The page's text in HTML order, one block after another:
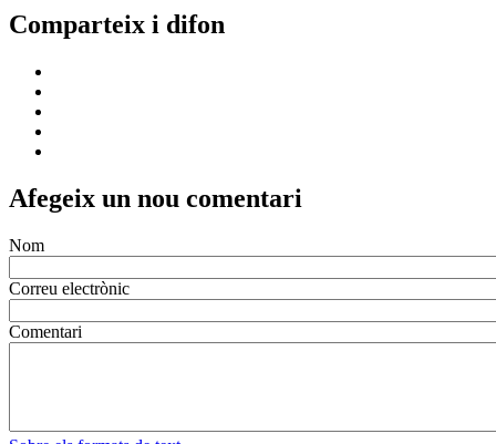
Comparteix i difon
Afegeix un nou comentari
Nom
Correu electrònic
Comentari